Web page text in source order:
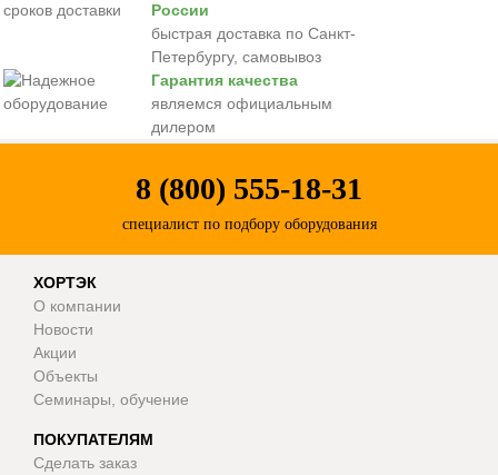
России
быстрая доставка по Санкт-
Петербургу, самовывоз
Гарантия качества
являемся официальным
дилером
8 (800) 555-18-31
специалист по подбору оборудования
ХОРТЭК
О компании
Новости
Акции
Объекты
Семинары, обучение
ПОКУПАТЕЛЯМ
Сделать заказ